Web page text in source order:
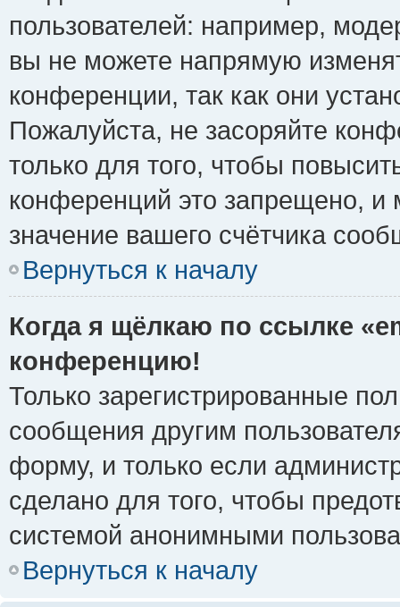
пользователей: например,
вы не можете напрямую
конференции, так как они
Пожалуйста, не засоряйте
только для того, чтобы
конференций это запрещено, и
значение вашего счётчика
Вернуться к началу
Когда я щёлкаю по ссылке
конференцию!
Только зарегистрированные
сообщения другим
форму, и только если
сделано для того, чтобы
системой анонимными
Вернуться к началу